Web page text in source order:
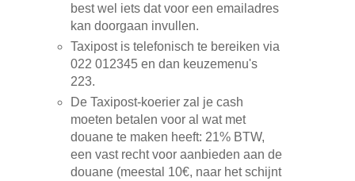
best wel iets dat voor een emailadres
kan doorgaan invullen.
Taxipost is telefonisch te bereiken via
022 012345 en dan keuzemenu's
223.
De Taxipost-koerier zal je cash
moeten betalen voor al wat met
douane te maken heeft: 21% BTW,
een vast recht voor aanbieden aan de
douane (meestal 10€, naar het schijnt